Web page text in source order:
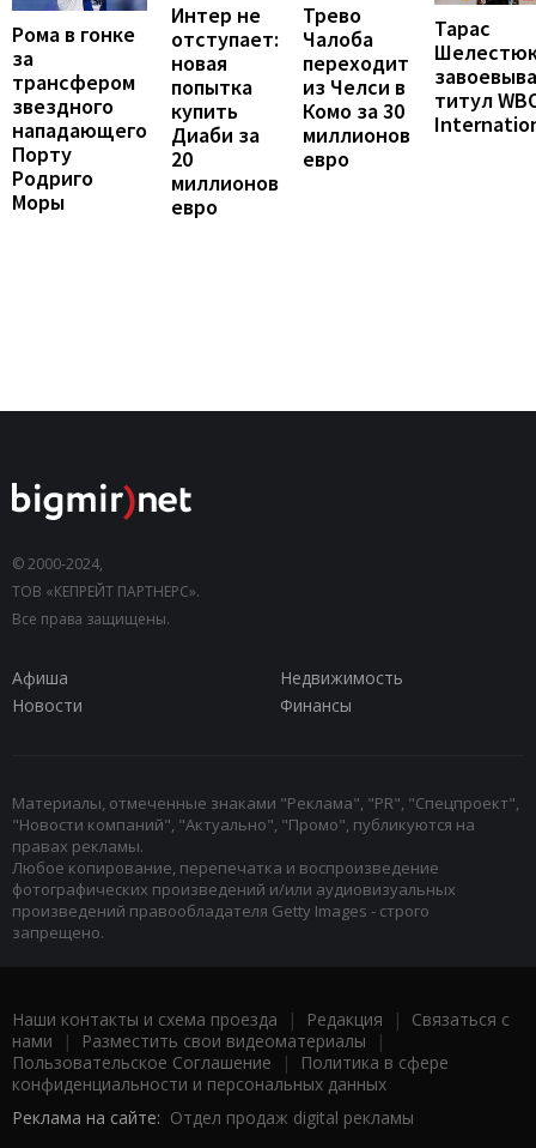
Рома в гонке
за
трансфером
звездного
нападающего
Порту
Родриго
Моры
Интер не
отступает:
новая
попытка
купить
Диаби за
20
миллионов
евро
Трево
Чалоба
переходит
из Челси в
Комо за 30
миллионов
евро
Тарас
титул
© 2000-2024,
ТОВ «КЕПРЕЙТ ПАРТНЕРС».
Все права защищены.
Афиша
Недвижимость
Новости
Финансы
Материалы, отмеченные знаками "Реклама", "PR", "Спецпроект",
"Новости компаний", "Актуально", "Промо", публикуются на
правах рекламы.
Любое копирование, перепечатка и воспроизведение
фотографических произведений и/или аудиовизуальных
произведений правообладателя Getty Images - строго
запрещено.
Наши контакты и схема проезда | Редакция | Связаться с
нами | Разместить свои видеоматериалы |
Пользовательское Соглашение |
Политика в сфере
конфиденциальности и персональных данных
Реклама на сайте: Отдел продаж digital рекламы